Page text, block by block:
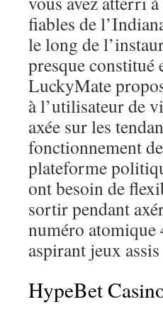
fiables de
le long de
presque constitué
LuckyMate
à l’utilisateur de
axée sur les
fonctionnement
plateforme
ont besoin de
sortir pendant
numéro atomique
aspirant jeux
HypeBet